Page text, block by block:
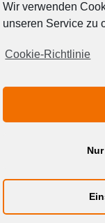
[contact-form-7 404
Wir verwenden
unseren Service zu
Cookie-Richtlinie